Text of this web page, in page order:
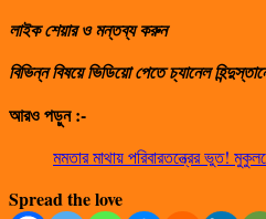
লাইক শেয়ার ও মন্তব্য করুন
বিভিন্ন বিষয়ে ভিডিয়ো পেতে চ্যানেল
আরও পড়ুন :-
মমতার মাথায় পরিবারতন্ত্রের ভুত!
Spread the love